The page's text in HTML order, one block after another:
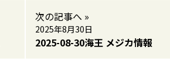
次の記事へ »
2025年8月30日
2025-08-30海王 メジカ情報